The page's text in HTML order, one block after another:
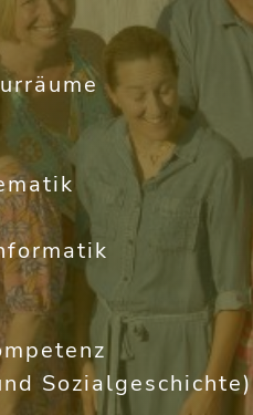
Sozialgeschichte)